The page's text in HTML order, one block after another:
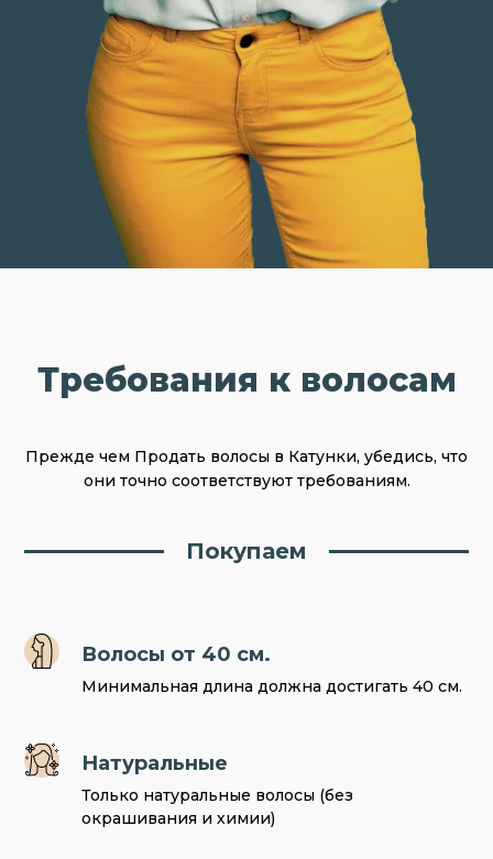
Требования к волосам
Прежде чем Продать волосы в Катунки, убедись, что
они точно соответствуют требованиям.
Покупаем
Волосы от 40 см.
Минимальная длина должна достигать 40 см.
Натуральные
Только натуральные волосы (без
окрашивания и химии)